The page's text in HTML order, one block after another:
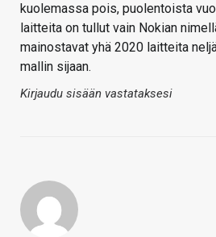
kuolemassa pois, puolentoista
laitteita on tullut vain Nokian
mainostavat yhä 2020 laitteita
mallin sijaan.
Kirjaudu sisään vastataksesi